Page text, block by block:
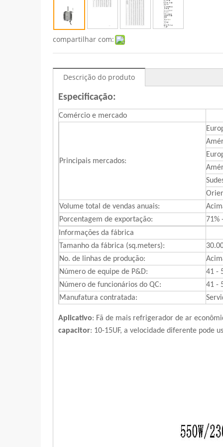
compartilhar com:
Descrição do produto
Especificação:
Comércio e mercado
Principais mercados:
Volume total de vendas anuais:
Porcentagem de exportação:
71%
Informações da fábrica
Tamanho da fábrica (sq.meters):
No. de linhas de produção:
Número de equipe de P&D:
41 -
Número de funcionários do QC:
41 -
Manufatura contratada:
Aplicativo: Fã de mais refrigerador de ar
capacitor: 10-15UF, a velocidade diferente pode